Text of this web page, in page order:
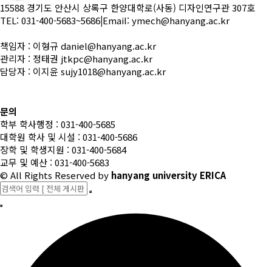
15588 경기도 안산시 상록구 한양대학로(사동) 디자인연구관 307호
TEL: 031-400-5683~5686|Email: ymech@hanyang.ac.kr
책임자 : 이형규 daniel@hanyang.ac.kr
관리자 : 정태권 jtkpc@hanyang.ac.kr
담당자 : 이지윤 sujy1018@hanyang.ac.kr
문의
학부 학사행정 : 031-400-5685
대학원 학사 및 시설 : 031-400-5686
장학 및 학생지원 : 031-400-5684
교무 및 예산 : 031-400-5683
© All Rights Reserved by hanyang university ERICA